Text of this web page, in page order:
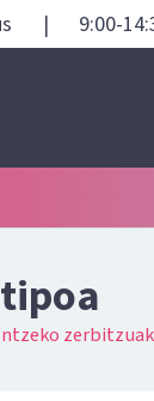
| 9:00-
zerbitzuak